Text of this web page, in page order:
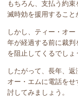
もちろん、支払う約
滅時効を援用すること
しかし、 ティー・オー
年が経過する前に裁判
を阻止してくるでしょ
したがって、長年、
オー・エムに電話をせ
討してみましょう。